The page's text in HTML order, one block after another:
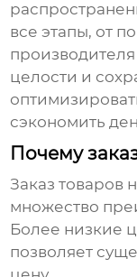
все этапы, от
целости и
сэкономить
Почему
Заказ товаров
множество
Более низкие
позволяет